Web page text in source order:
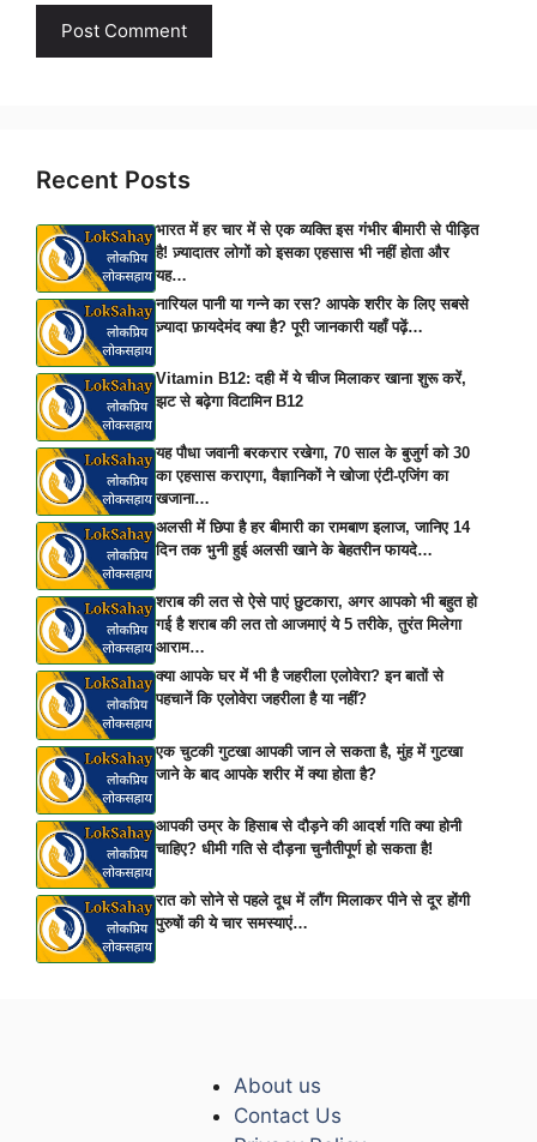
Recent Posts
भारत में हर चार में से एक व्यक्ति इस गंभीर बीमारी से पीड़ित
है! ज़्यादातर लोगों को इसका एहसास भी नहीं होता और
यह…
नारियल पानी या गन्ने का रस? आपके शरीर के लिए सबसे
ज़्यादा फ़ायदेमंद क्या है? पूरी जानकारी यहाँ पढ़ें…
Vitamin B12: दही में ये चीज मिलाकर खाना शुरू करें,
झट से बढ़ेगा विटामिन B12
यह पौधा जवानी बरकरार रखेगा, 70 साल के बुजुर्ग को 30
का एहसास कराएगा, वैज्ञानिकों ने खोजा एंटी-एजिंग का
खजाना…
अलसी में छिपा है हर बीमारी का रामबाण इलाज, जानिए 14
दिन तक भुनी हुई अलसी खाने के बेहतरीन फायदे…
शराब की लत से ऐसे पाएं छुटकारा, अगर आपको भी बहुत हो
गई है शराब की लत तो आजमाएं ये 5 तरीके, तुरंत मिलेगा
आराम…
क्या आपके घर में भी है जहरीला एलोवेरा? इन बातों से
पहचानें कि एलोवेरा जहरीला है या नहीं?
एक चुटकी गुटखा आपकी जान ले सकता है, मुंह में गुटखा
जाने के बाद आपके शरीर में क्या होता है?
आपकी उम्र के हिसाब से दौड़ने की आदर्श गति क्या होनी
चाहिए? धीमी गति से दौड़ना चुनौतीपूर्ण हो सकता है!
रात को सोने से पहले दूध में लौंग मिलाकर पीने से दूर होंगी
पुरुषों की ये चार समस्याएं…
About us
Contact Us